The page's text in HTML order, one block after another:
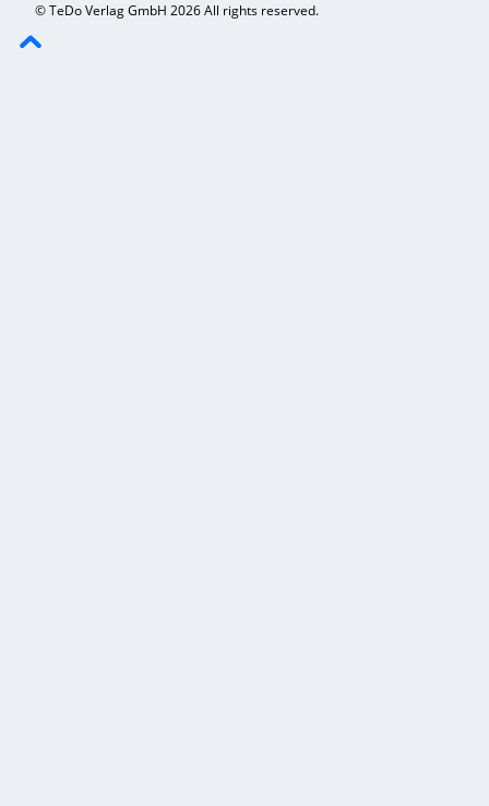
© TeDo Verlag GmbH 2026 All rights reserved.